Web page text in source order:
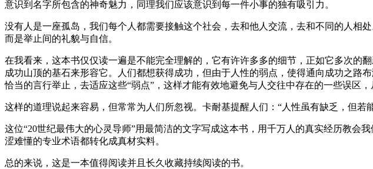
意识到名字所包含的神奇魅力，同理我们应该意识到每一件小事的独有吸引力。
没有人是一座孤岛，我们每个人都需要接触这个社会，去和他人交流，去和不同的人相
而是举止间的礼貌与自信。
在我看来，这本书仅仅读一遍是不能完全理解的，它有许许多多的细节，正如它多次的
成功山顶的基石来形容它。人们都想获得成功，但由于人性的弱点，使得通向成功之路
恰当的言行举止，去适应这些“弱点”，这样才能有效地避免与人交往中存在的一些误区，
这样的道理说起来容易，但常常为人们所忽视。卡耐基提醒人们：“人性虽有缺乏，但
这位“20世纪最伟大的心灵导师”用最简洁的文字写成这本书，用千万人的真实经历教
涩难懂的专业术语都转化成真材实料。
总的来说，这是一本值得阅读并且长久收藏持续阅读的书。